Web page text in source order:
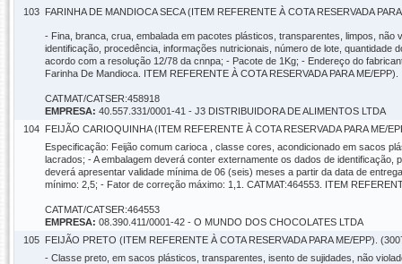
103 FARINHA DE MANDIOCA SECA (ITEM REFERENTE À COTA RESERVADA
- Fina, branca, crua, embalada em pacotes plásticos, transparentes, limpos,
identificação, procedência, informações nutricionais, número de lote,
acordo com a resolução 12/78 da cnnpa; - Pacote de 1Kg; - Endereço do
Farinha De Mandioca. ITEM REFERENTE À COTA RESERVADA PARA ME/EPP).
CATMAT/CATSER:458918
EMPRESA: 40.557.331/0001-41 - J3 DISTRIBUIDORA DE ALIMENTOS LTDA
104 FEIJÃO CARIOQUINHA (ITEM REFERENTE À COTA RESERVADA PARA ME/
Especificação: Feijão comum carioca , classe cores, acondicionado em sacos
lacrados; - A embalagem deverá conter externamente os dados de
deverá apresentar validade mínima de 06 (seis) meses a partir da data de
mínimo: 2,5; - Fator de correção máximo: 1,1. CATMAT:464553. ITEM
CATMAT/CATSER:464553
EMPRESA: 08.390.411/0001-42 - O MUNDO DOS CHOCOLATES LTDA
105 FEIJÃO PRETO (ITEM REFERENTE À COTA RESERVADA PARA ME/EPP).
- Classe preto, em sacos plásticos, transparentes, isento de sujidades, não